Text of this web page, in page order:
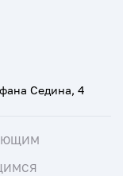
Седина, 4